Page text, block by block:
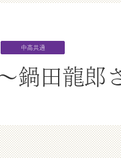
中高共通
鍋田龍郎